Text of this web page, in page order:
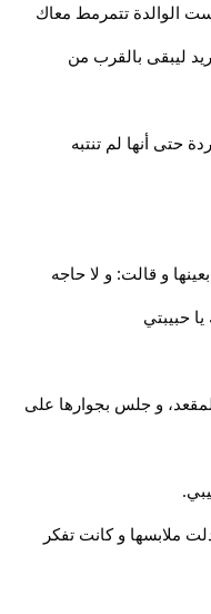
الوالدة تتمرمط معاك
ليبقى بالقرب من
حتى أنها لم تنتبه
و قالت: و لا حاجه
حبيبتي
و جلس بجوارها على
ملابسها و كانت تفكر